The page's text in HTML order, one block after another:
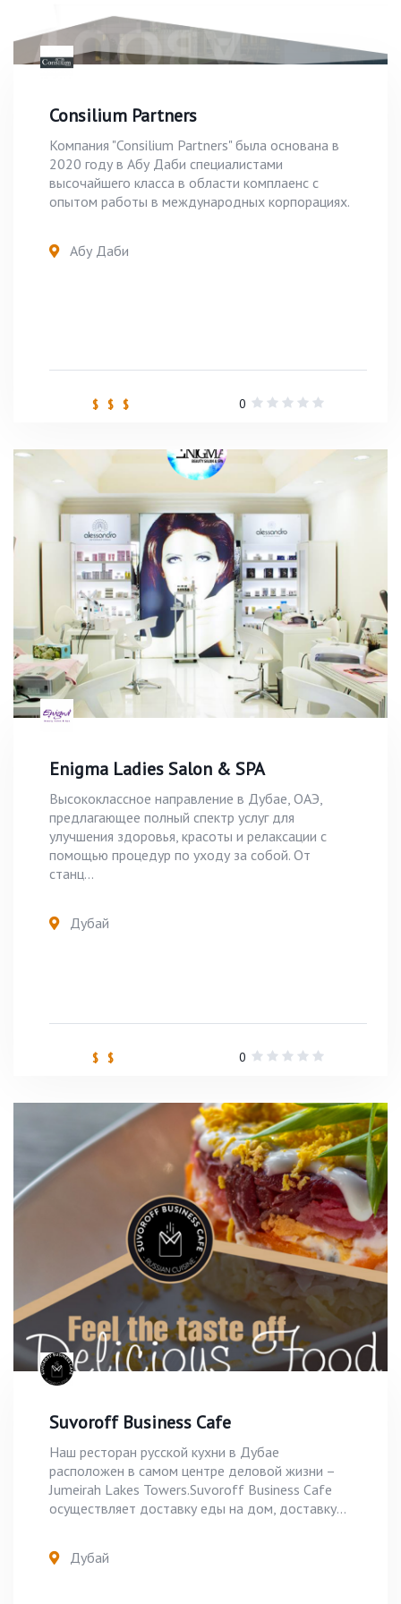
Consilium Partners
Компания "Consilium Partners" была основана в
2020 году в Абу Даби специалистами
высочайшего класса в области комплаенс с
опытом работы в международных корпорациях.
Абу Даби
$ $ $ 0
Enigma Ladies Salon & SPA
Высококлассное направление в Дубае, ОАЭ,
предлагающее полный спектр услуг для
улучшения здоровья, красоты и релаксации с
помощью процедур по уходу за собой. От
станц...
Дубай
$ $ 0
Suvoroff Business Cafe
Наш ресторан русской кухни в Дубае
расположен в самом центре деловой жизни –
Jumeirah Lakes Towers.Suvoroff Business Cafe
осуществляет доставку еды на дом, доставку...
Дубай